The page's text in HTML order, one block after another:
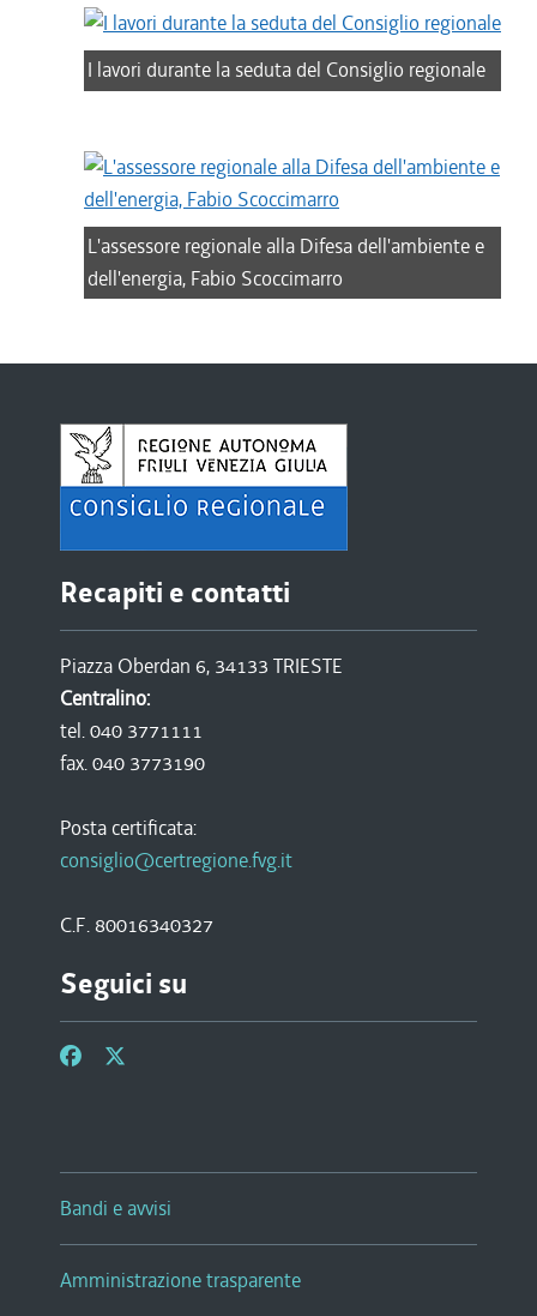
I lavori durante la seduta del Consiglio regionale
L'assessore regionale alla Difesa dell'ambiente e
dell'energia, Fabio Scoccimarro
Recapiti e contatti
Piazza Oberdan 6, 34133 TRIESTE
Centralino:
tel. 040 3771111
fax. 040 3773190
Posta certificata:
consiglio@certregione.fvg.it
C.F. 80016340327
Seguici su
Bandi e avvisi
Amministrazione trasparente